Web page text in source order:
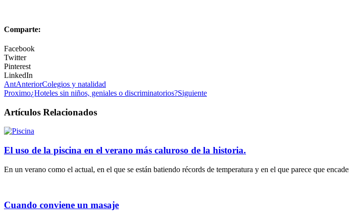
Comparte:
Facebook
Twitter
Pinterest
LinkedIn
AntAnteriorColegios y natalidad
Proximo¿Hoteles sin niños, geniales o discriminatorios?Siguiente
Artículos Relacionados
El uso de la piscina en el verano más caluroso de la historia.
En un verano como el actual, en el que se están batiendo récords de temperatura y en el que parece que
Cuando conviene un masaje